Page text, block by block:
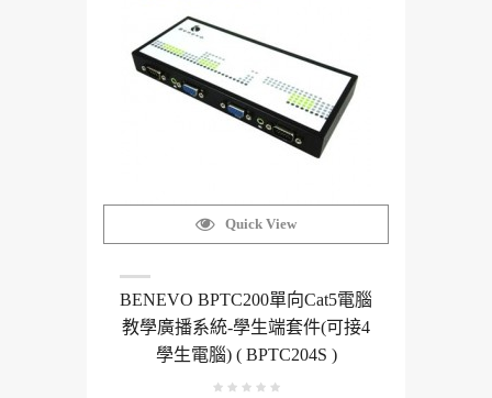
Quick View
BENEVO BPTC200單向Cat5電腦
教學廣播系統-學生端套件(可接4
學生電腦) ( BPTC204S )